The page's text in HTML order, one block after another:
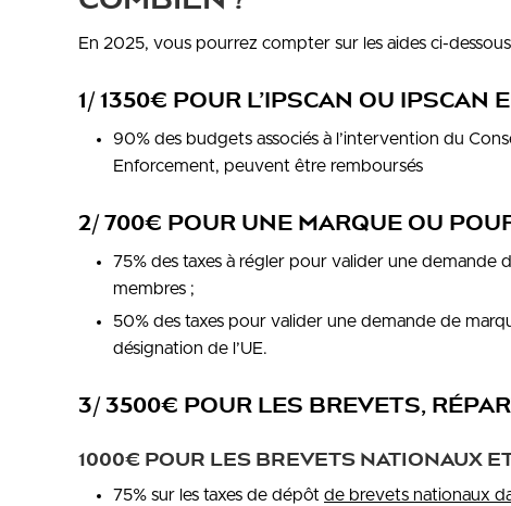
En 2025, vous pourrez compter sur les aides ci-
1/ 1350€ POUR L’IPSCAN OU IPSCAN
90% des budgets associés à l’intervention du
Enforcement, peuvent être remboursés
2/ 700€ POUR UNE MARQUE OU
75% des taxes à régler pour valider une demande
membres ;
50% des taxes pour valider une demande de
désignation de l’UE.
3/ 3500€ POUR LES BREVETS,
1000€ POUR LES BREVETS NATIONAUX
75% sur les taxes de dépôt de brevets nationaux